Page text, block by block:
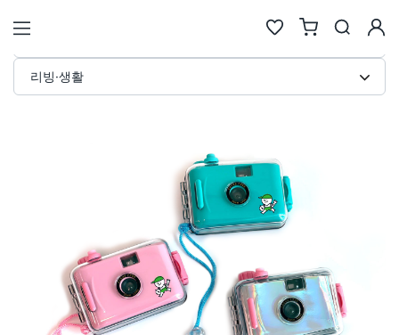
다회용 방수 카메라 커스텀 제작 ·
검색
#포트폴리오 #키캡키링 #인형
new
코스터
new
틴케이스
same
키링류
new
패브릭류 new
6 에코백류
8
키링
9
키캡
카메라
리빙·생활